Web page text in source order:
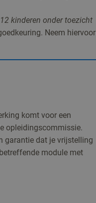
kinderen onder toezicht
Neem hiervoor
komt voor een
opleidingscommissie.
garantie dat je vrijstelling
module met